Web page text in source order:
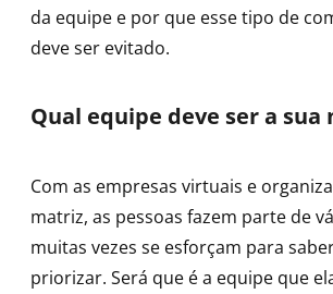
da equipe e por que esse tipo de
deve ser evitado.
Qual equipe deve ser a sua
Com as empresas virtuais e
matriz, as pessoas fazem parte de
muitas vezes se esforçam para
priorizar. Será que é a equipe que